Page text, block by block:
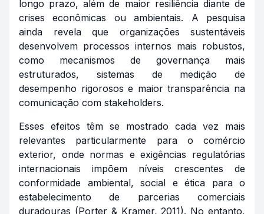
longo prazo, além de maior resiliência diante de
crises econômicas ou ambientais. A pesquisa
ainda revela que organizações sustentáveis
desenvolvem processos internos mais robustos,
como mecanismos de governança mais
estruturados, sistemas de medição de
desempenho rigorosos e maior transparência na
comunicação com stakeholders.
Esses efeitos têm se mostrado cada vez mais
relevantes particularmente para o comércio
exterior, onde normas e exigências regulatórias
internacionais impõem níveis crescentes de
conformidade ambiental, social e ética para o
estabelecimento de parcerias comerciais
duradouras (Porter & Kramer, 2011). No entanto,